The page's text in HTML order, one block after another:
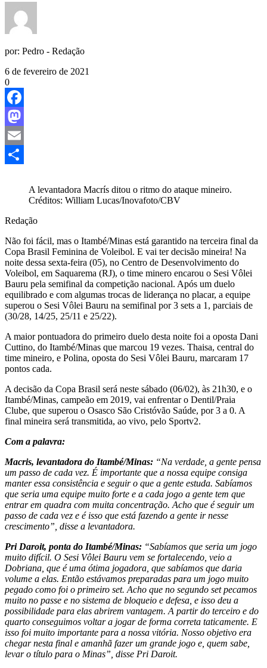
por: Pedro - Redação
6 de fevereiro de 2021
0
Facebook
Mastodon
Email
A levantadora Macrís ditou o ritmo do ataque mineiro.
Créditos: William Lucas/Inovafoto/CBV
Redação
Não foi fácil, mas o Itambé/Minas está garantido na terceira final da
Copa Brasil Feminina de Voleibol. E vai ter decisão mineira! Na
noite dessa sexta-feira (05), no Centro de Desenvolvimento do
Voleibol, em Saquarema (RJ), o time minero encarou o Sesi Vôlei
Bauru pela semifinal da competição nacional. Após um duelo
equilibrado e com algumas trocas de liderança no placar, a equipe
superou o Sesi Vôlei Bauru na semifinal por 3 sets a 1, parciais de
(30/28, 14/25, 25/11 e 25/22).
A maior pontuadora do primeiro duelo desta noite foi a oposta Dani
Cuttino, do Itambé/Minas que marcou 19 vezes. Thaisa, central do
time mineiro, e Polina, oposta do Sesi Vôlei Bauru, marcaram 17
pontos cada.
A decisão da Copa Brasil será neste sábado (06/02), às 21h30, e o
Itambé/Minas, campeão em 2019, vai enfrentar o Dentil/Praia
Clube, que superou o Osasco São Cristóvão Saúde, por 3 a 0. A
final mineira será transmitida, ao vivo, pelo Sportv2.
Com a palavra:
Macris, levantadora do Itambé/Minas: “Na verdade, a gente pensa
um passo de cada vez. É importante que a nossa equipe consiga
manter essa consistência e seguir o que a gente estuda. Sabíamos
que seria uma equipe muito forte e a cada jogo a gente tem que
entrar em quadra com muita concentração. Acho que é seguir um
passo de cada vez e é isso que está fazendo a gente ir nesse
crescimento”, disse a levantadora.
Pri Daroit, ponta do Itambé/Minas: “Sabíamos que seria um jogo
muito difícil. O Sesi Vôlei Bauru vem se fortalecendo, veio a
Dobriana, que é uma ótima jogadora, que sabíamos que daria
volume a elas. Então estávamos preparadas para um jogo muito
pegado como foi o primeiro set. Acho que no segundo set pecamos
muito no passe e no sistema de bloqueio e defesa, e isso deu a
possibilidade para elas abrirem vantagem. A partir do terceiro e do
quarto conseguimos voltar a jogar de forma correta taticamente. E
isso foi muito importante para a nossa vitória. Nosso objetivo era
chegar nesta final e amanhã fazer um grande jogo e, quem sabe,
levar o título para o Minas”, disse Pri Daroit.